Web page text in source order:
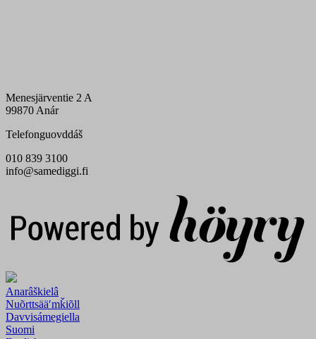
Menesjärventie 2 A
99870 Anár
Telefonguovddáš
010 839 3100
info@samediggi.fi
Anarâškielâ
Nuõrttsääʹmǩiõll
Davvisámegiella
Suomi